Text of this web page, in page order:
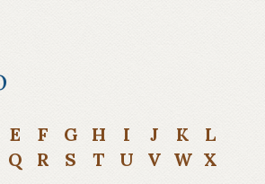
E F G H I J K
L
Q R S T U V W X